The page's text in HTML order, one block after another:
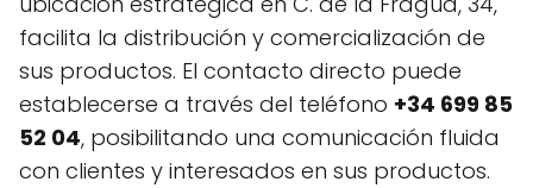
facilita la distribución y comercialización de
sus productos. El contacto directo puede
establecerse a través del teléfono +34 699 85
52 04, posibilitando una comunicación fluida
con clientes y interesados en sus productos.